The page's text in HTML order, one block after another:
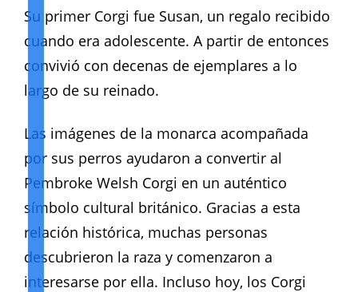
Su primer Corgi fue Susan, un regalo recibido
cuando era adolescente. A partir de entonces
convivió con decenas de ejemplares a lo
largo de su reinado.
Las imágenes de la monarca acompañada
por sus perros ayudaron a convertir al
Pembroke Welsh Corgi en un auténtico
símbolo cultural británico. Gracias a esta
relación histórica, muchas personas
descubrieron la raza y comenzaron a
interesarse por ella. Incluso hoy, los Corgi